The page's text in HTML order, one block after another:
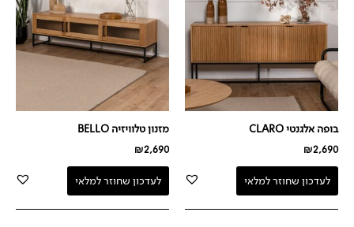
בופה אלגנטי CLARO
₪2,690
לעדכון שחוזר למלאי
מזנון טלוויזיה BELLO
₪2,690
לעדכון שחוזר למלאי